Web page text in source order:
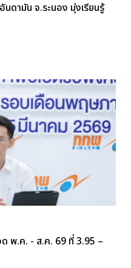
ดามัน จ.ระนอง มุ่งเรียนรู้
ด พ.ค. - ส.ค. 69 ที่ 3.95 –